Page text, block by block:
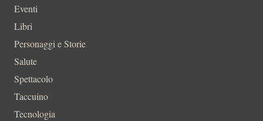
Eventi
Libri
Personaggi e Storie
Salute
Spettacolo
Taccuino
Tecnologia